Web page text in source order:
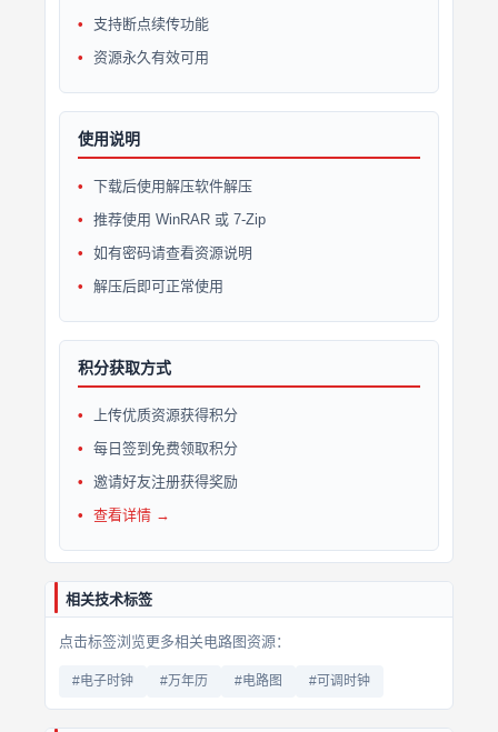
支持断点续传功能
资源永久有效可用
使用说明
下载后使用解压软件解压
推荐使用 WinRAR 或 7-Zip
如有密码请查看资源说明
解压后即可正常使用
积分获取方式
上传优质资源获得积分
每日签到免费领取积分
邀请好友注册获得奖励
查看详情 →
相关技术标签
点击标签浏览更多相关电路图资源：
#电子时钟 #万年历 #电路图 #可调时钟